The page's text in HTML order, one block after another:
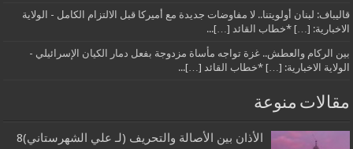
قاليباف: لبنان أولويتنا.. لا مفاوضات جديدة مع أميركا قبل الالتزام الكامل - الولاية
الاخبارية: […] *خطاب القائد […]...
بين الركام والعطش.. غزة تواجه مأساة مزدوجة بفعل دمار الكيان الإسرائيلي -
الولاية الاخبارية: […] *خطاب القائد […]...
مقالات منوعة
الأذان بين الأصالة والتحريف (لـ علي الشهرستاني)8